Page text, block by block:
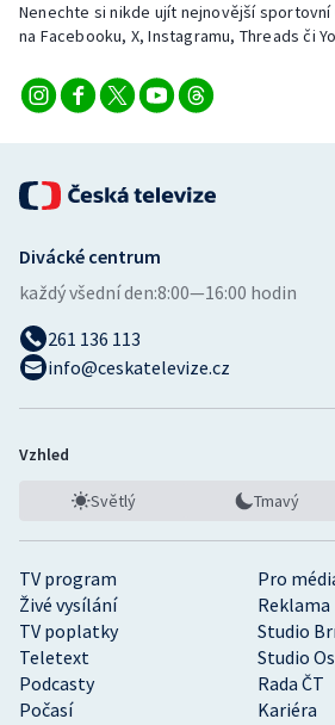
Nenechte si nikde ujít nejnovější sportovní
na Facebooku, X, Instagramu, Threads či
TV program
Pro
Živé vysílání
Reklama
TV poplatky
Studio
Teletext
Studio
Podcasty
Rada ČT
Počasí
Kariéra
Divácké centrum
každý všední den:8:00—16:00 hodin
261 136 113
info@ceskatelevize.cz
Vzhled
Světlý Tmavý